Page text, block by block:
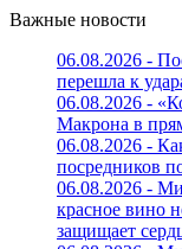
Важные новости
06.08.2026 -
перешла к
06.08.2026 -
Макрона в
06.08.2026 -
посредников
06.08.2026 -
красное вино
защищает